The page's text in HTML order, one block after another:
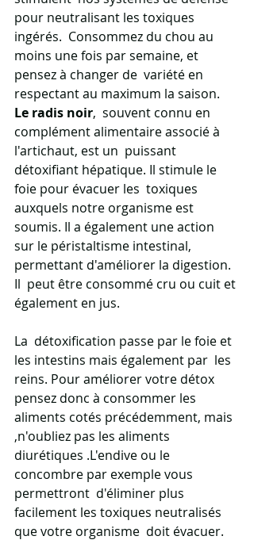
pour neutralisant les toxiques
ingérés.  Consommez du chou au
moins une fois par semaine, et
pensez à changer de  variété en
respectant au maximum la saison.
Le radis noir,  souvent connu en
complément alimentaire associé à
l'artichaut, est un  puissant
détoxifiant hépatique. Il stimule le
foie pour évacuer les  toxiques
auxquels notre organisme est
soumis. Il a également une action
sur le péristaltisme intestinal,
permettant d'améliorer la digestion.
Il  peut être consommé cru ou cuit et
également en jus.
La  détoxification passe par le foie et
les intestins mais également par  les
reins. Pour améliorer votre détox
pensez donc à consommer les
aliments cotés précédemment, mais
,n'oubliez pas les aliments
diurétiques .L'endive ou le
concombre par exemple vous
permettront  d'éliminer plus
facilement les toxiques neutralisés
que votre organisme  doit évacuer.